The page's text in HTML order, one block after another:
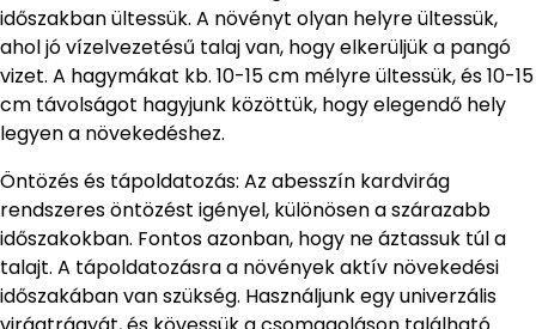
időszakban ültessük. A növényt olyan helyre ültessük,
ahol jó vízelvezetésű talaj van, hogy elkerüljük a pangó
vizet. A hagymákat kb. 10-15 cm mélyre ültessük, és 10-15
cm távolságot hagyjunk közöttük, hogy elegendő hely
legyen a növekedéshez.
Öntözés és tápoldatozás: Az abesszín kardvirág
rendszeres öntözést igényel, különösen a szárazabb
időszakokban. Fontos azonban, hogy ne áztassuk túl a
talajt. A tápoldatozásra a növények aktív növekedési
időszakában van szükség. Használjunk egy univerzális